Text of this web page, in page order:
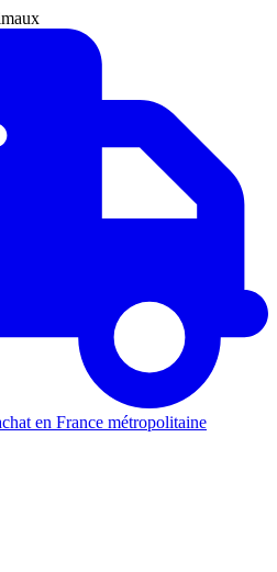
en France métropolitaine